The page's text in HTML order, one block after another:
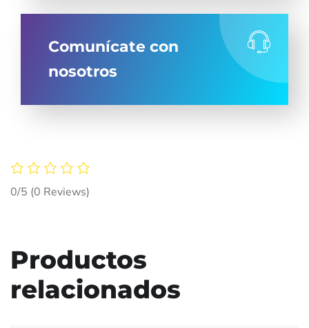
Comunícate con
nosotros
0/5 (0 Reviews)
Productos
relacionados